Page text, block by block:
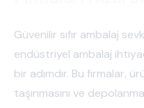
Güvenilir sıfır ambalaj
endüstriyel ambalaj
bir adımdır. Bu firmalar,
taşınmasını ve